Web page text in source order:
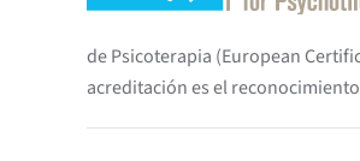
de Psicoterapia (European
acreditación es el